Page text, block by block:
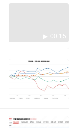
00:15